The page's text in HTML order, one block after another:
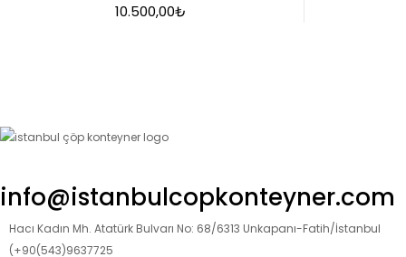
10.500,00₺
info@istanbulcopkonteyner.com
Hacı Kadın Mh. Atatürk Bulvarı No: 68/6313 Unkapanı-Fatih/İstanbul
(+90(543)9637725